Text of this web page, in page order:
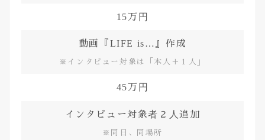
15万円
動画『LIFE is…』作成
※インタビュー対象は「本人＋１人」
45万円
インタビュー対象者２人追加
※同日、同場所